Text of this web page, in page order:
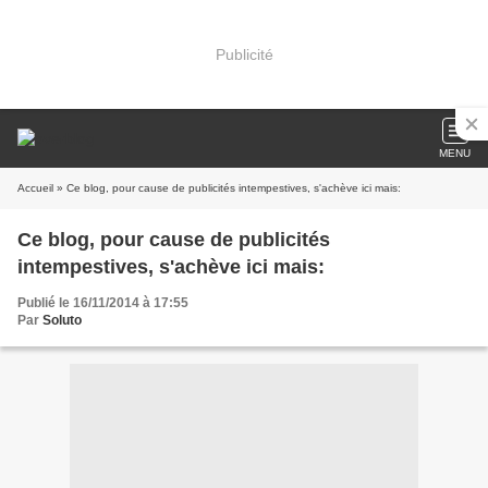
Publicité
MENU
Accueil » Ce blog, pour cause de publicités intempestives, s'achève ici mais:
Ce blog, pour cause de publicités
intempestives, s'achève ici mais:
Publié le 16/11/2014 à 17:55
Par Soluto